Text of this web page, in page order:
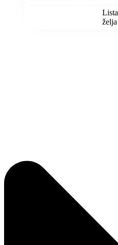
Lista
želja